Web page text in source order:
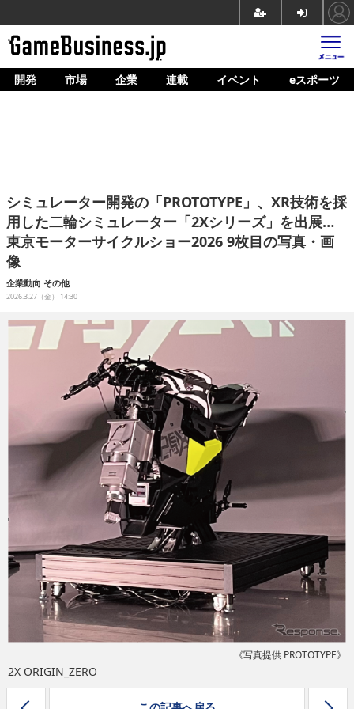
ホーム
企業動向
人材育成
産業政策
イベント/セミナー
開発 市場 企業 連載 イベント eスポーツ
シミュレーター開発の「PROTOTYPE」、XR技術を採
用した二輪シミュレーター「2Xシリーズ」を出展…
東京モーターサイクルショー2026 9枚目の写真・画
像
企業動向 その他
2026.3.27（金） 14:30
《写真提供 PROTOTYPE》
2X ORIGIN_ZERO